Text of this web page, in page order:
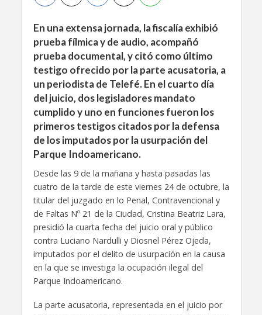
En una extensa jornada, la fiscalía exhibió
prueba fílmica y de audio, acompañó
prueba documental, y citó como último
testigo ofrecido por la parte acusatoria, a
un periodista de Telefé. En el cuarto día
del juicio, dos legisladores mandato
cumplido y uno en funciones fueron los
primeros testigos citados por la defensa
de los imputados por la usurpación del
Parque Indoamericano.
Desde las 9 de la mañana y hasta pasadas las
cuatro de la tarde de este viernes 24 de octubre, la
titular del juzgado en lo Penal, Contravencional y
de Faltas Nº 21 de la Ciudad, Cristina Beatriz Lara,
presidió la cuarta fecha del juicio oral y público
contra Luciano Nardulli y Diosnel Pérez Ojeda,
imputados por el delito de usurpación en la causa
en la que se investiga la ocupación ilegal del
Parque Indoamericano.
La parte acusatoria, representada en el juicio por